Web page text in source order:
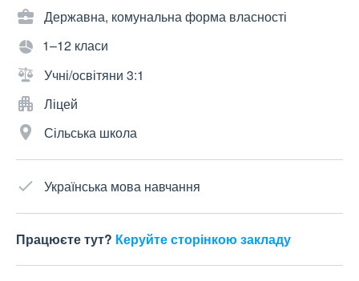
Державна, комунальна форма власності
1–12 класи
Учні/освітяни 3:1
Ліцей
Сільська школа
Українська мова навчання
Працюєте тут? Керуйте сторінкою закладу